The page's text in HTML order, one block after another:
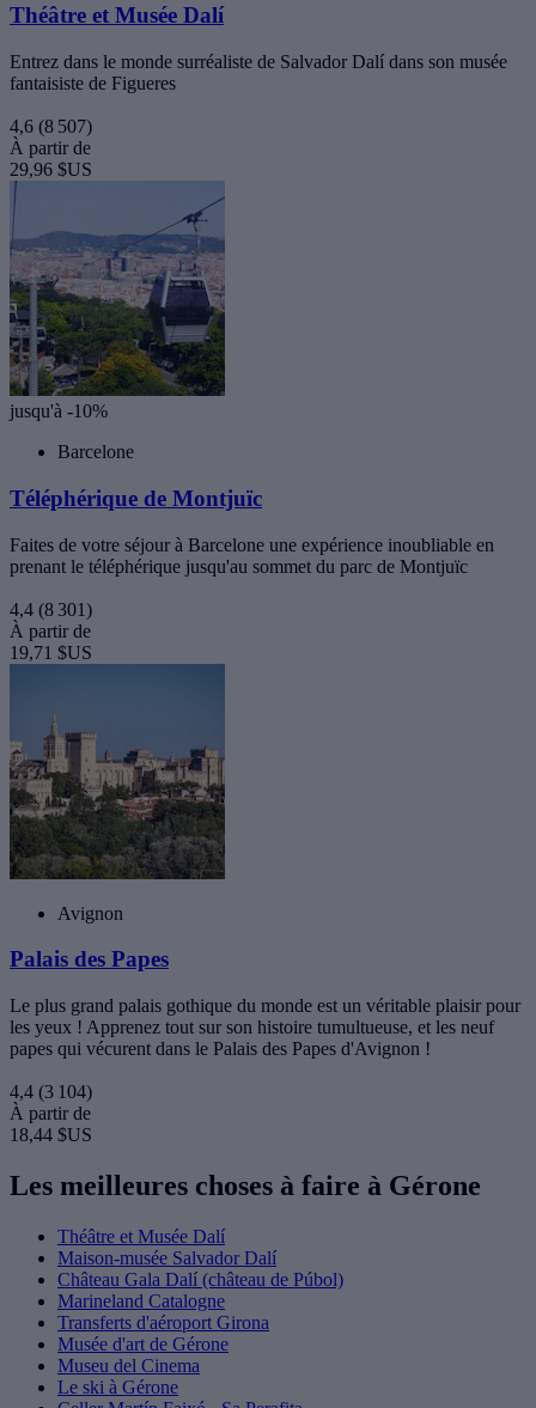
Théâtre et Musée Dalí
Entrez dans le monde surréaliste de Salvador Dalí dans son musée
fantaisiste de Figueres
4,6 (8 507)
À partir de
29,96 $US
jusqu'à -10%
Barcelone
Téléphérique de Montjuïc
Faites de votre séjour à Barcelone une expérience inoubliable en
prenant le téléphérique jusqu'au sommet du parc de Montjuïc
4,4 (8 301)
À partir de
19,71 $US
Avignon
Palais des Papes
Le plus grand palais gothique du monde est un véritable plaisir pour
les yeux ! Apprenez tout sur son histoire tumultueuse, et les neuf
papes qui vécurent dans le Palais des Papes d'Avignon !
4,4 (3 104)
À partir de
18,44 $US
Les meilleures choses à faire à Gérone
Théâtre et Musée Dalí
Maison-musée Salvador Dalí
Château Gala Dalí (château de Púbol)
Marineland Catalogne
Transferts d'aéroport Girona
Musée d'art de Gérone
Museu del Cinema
Le ski à Gérone